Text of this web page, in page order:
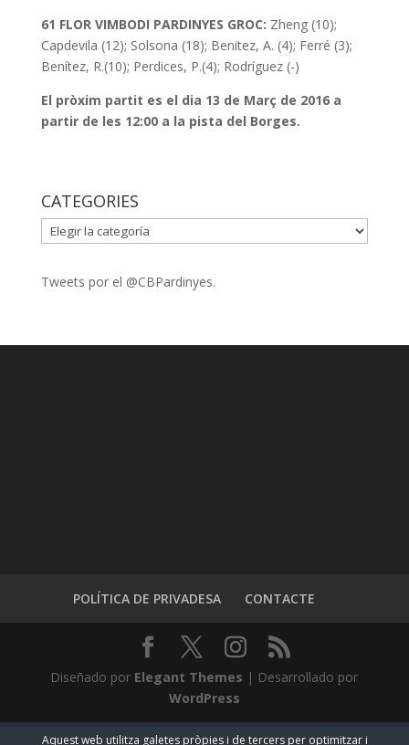
61 FLOR VIMBODI PARDINYES GROC: Zheng (10);
Capdevila (12); Solsona (18); Benitez, A. (4); Ferré (3);
Benítez, R.(10); Perdices, P.(4); Rodríguez (-)
El pròxim partit es el dia 13 de Març de 2016 a
partir de les 12:00 a la pista del Borges.
CATEGORIES
CATEGORIES
Tweets por el @CBPardinyes.
POLÍTICA DE PRIVADESA CONTACTE
Diseñado por Elegant Themes | Desarrollado por
WordPress
Aquest web utilitza galetes pròpies i de tercers per optimitzar i